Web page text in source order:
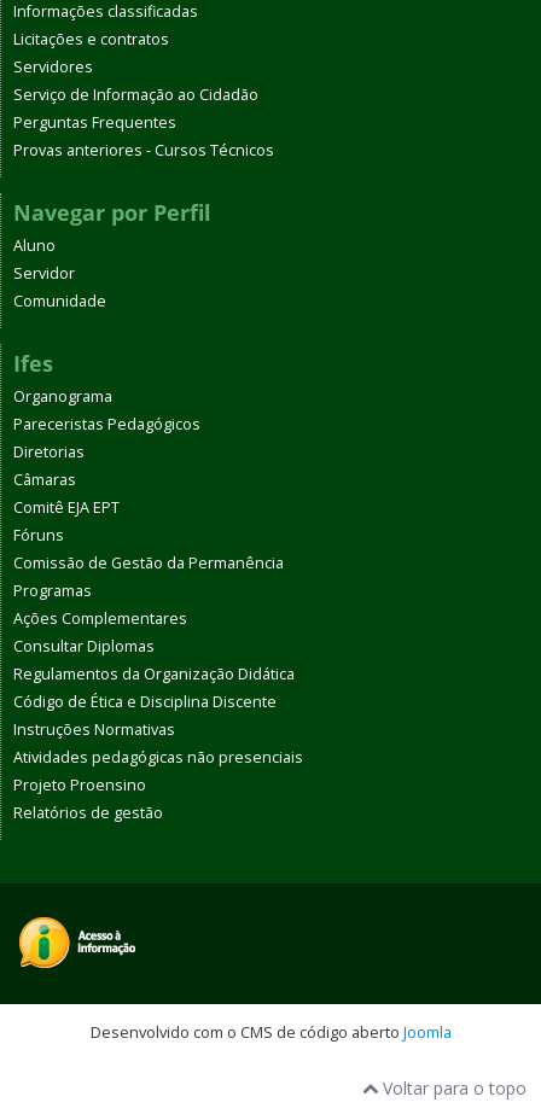
Informações classificadas
Licitações e contratos
Servidores
Serviço de Informação ao Cidadão
Perguntas Frequentes
Provas anteriores - Cursos Técnicos
Navegar por Perfil
Aluno
Servidor
Comunidade
Ifes
Organograma
Pareceristas Pedagógicos
Diretorias
Câmaras
Comitê EJA EPT
Fóruns
Comissão de Gestão da Permanência
Programas
Ações Complementares
Consultar Diplomas
Regulamentos da Organização Didática
Código de Ética e Disciplina Discente
Instruções Normativas
Atividades pedagógicas não presenciais
Projeto Proensino
Relatórios de gestão
Desenvolvido com o CMS de código aberto Joomla
Voltar para o topo